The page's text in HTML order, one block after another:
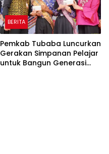
BERITA
Pemkab Tubaba Luncurkan
Gerakan Simpanan Pelajar
untuk Bangun Generasi